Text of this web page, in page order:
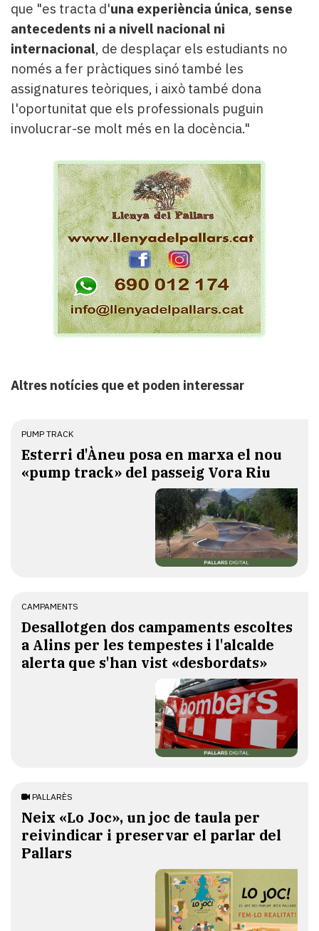
que "es tracta d'una experiència única, sense
antecedents ni a nivell nacional ni
internacional, de desplaçar els estudiants no
només a fer pràctiques sinó també les
assignatures teòriques, i això també dona
l'oportunitat que els professionals puguin
involucrar-se molt més en la docència."
Altres notícies que et poden interessar
PUMP TRACK
Esterri d'Àneu posa en marxa el nou
«pump track» del passeig Vora Riu
CAMPAMENTS
​Desallotgen dos campaments escoltes
a Alins per les tempestes i l'alcalde
alerta que s'han vist «desbordats»
PALLARÈS
​Neix «Lo Joc», un joc de taula per
reivindicar i preservar el parlar del
Pallars